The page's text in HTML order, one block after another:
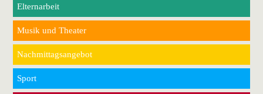
Elternarbeit
Musik und Theater
Nachmittagsangebot
Sport